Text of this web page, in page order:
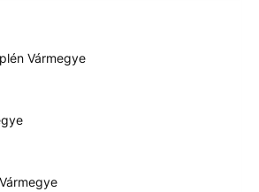
Vármegye